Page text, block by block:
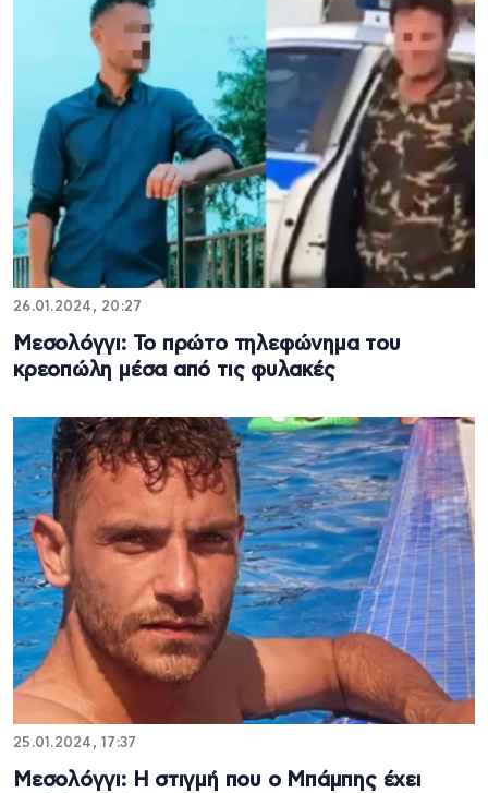
26.01.2024, 20:27
Μεσολόγγι: To πρώτο τηλεφώνημα του
κρεοπώλη μέσα από τις φυλακές
25.01.2024, 17:37
Μεσολόγγι: Η στιγμή που ο Μπάμπης έχει